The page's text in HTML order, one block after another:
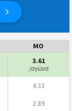
ΜΟ
3.61
/αγώνα
4.33
2.89